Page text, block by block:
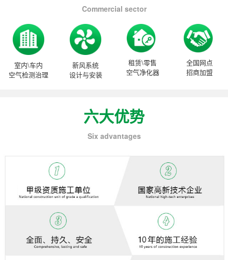
Commercial sector
室内\车内
空气检测治理
新风系统
设计与安装
租赁\零售
空气净化器
全国网点
招商加盟
六大优势
Six advantages